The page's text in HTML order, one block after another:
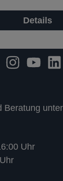
Details
Beratung
Uhr